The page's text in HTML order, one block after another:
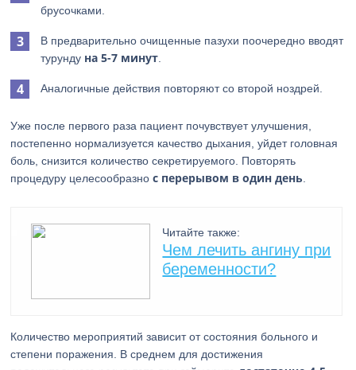
брусочками.
В предварительно очищенные пазухи поочередно вводят
турунду на 5-7 минут
Аналогичные действия повторяют со второй ноздрей.
Уже после первого раза пациент почувствует улучшения,
постепенно нормализуется качество дыхания, уйдет головная
боль, снизится количество секретируемого. Повторять
процедуру целесообразнос перерывом в один день
Читайте также:
Чем лечить ангину при
беременности?
Количество мероприятий зависит от состояния больного и
степени поражения. В среднем для достижения